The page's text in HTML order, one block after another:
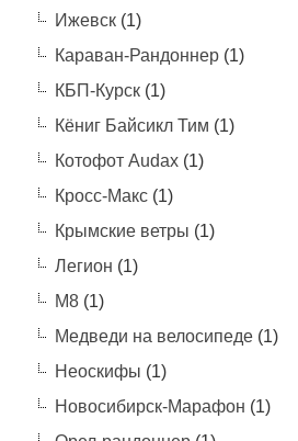
Ижевск(1)
Караван-Рандоннер(1)
КБП-Курск(1)
Кёниг Байсикл Тим (1)
Котофот Audax(1)
Кросс-Макс(1)
Крымские ветры (1)
Легион (1)
М8(1)
Медведи на велосипеде(1)
Неоскифы (1)
Новосибирск-Марафон (1)